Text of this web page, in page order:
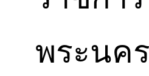
พระนค